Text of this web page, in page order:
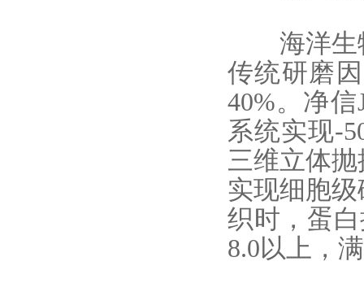
海洋
传统研磨
40%。净信
系统实现-
三维立体
实现细胞
织时，蛋
8.0以上，